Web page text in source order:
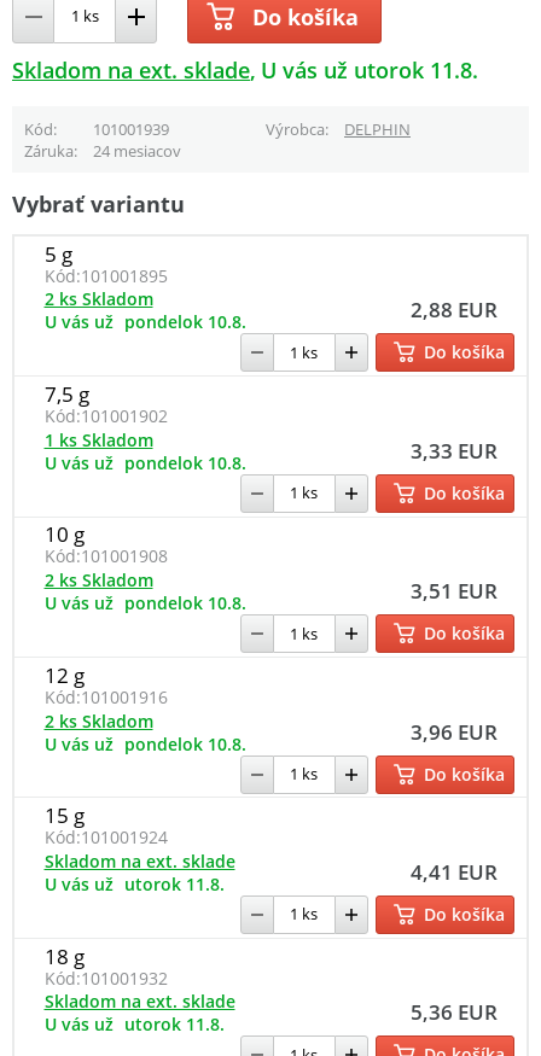
Do košíka
Skladom na ext. sklade U vás už utorok 11.8.
Kód 101001939 Výrobca
DELPHIN
Záruka
24 mesiacov
Vybrať variantu
5 g
Kód:101001895
2,88 EUR
2 ks Skladom
U vás už pondelok 10.8.
Do košíka
7,5 g
Kód:101001902
3,33 EUR
1 ks Skladom
U vás už pondelok 10.8.
Do košíka
10 g
Kód:101001908
3,51 EUR
2 ks Skladom
U vás už pondelok 10.8.
Do košíka
12 g
Kód:101001916
3,96 EUR
2 ks Skladom
U vás už pondelok 10.8.
Do košíka
15 g
Kód:101001924
4,41 EUR
Skladom na ext. sklade
U vás už utorok 11.8.
Do košíka
18 g
Kód:101001932
5,36 EUR
Skladom na ext. sklade
U vás už utorok 11.8.